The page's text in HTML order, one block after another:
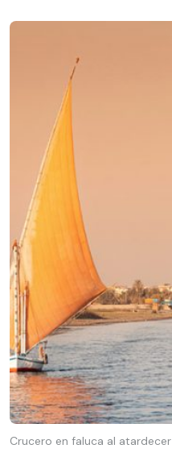
Crucero en faluca al atardecer